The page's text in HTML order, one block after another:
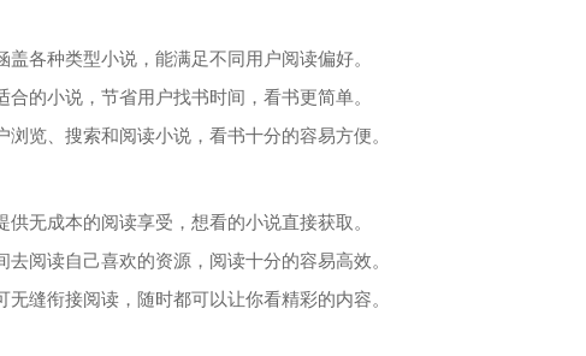
各种类型小说，能满足不同用户阅读偏好。
的小说，节省用户找书时间，看书更简单。
览、搜索和阅读小说，看书十分的容易方便。
无成本的阅读享受，想看的小说直接获取。
阅读自己喜欢的资源，阅读十分的容易高效。
缝衔接阅读，随时都可以让你看精彩的内容。